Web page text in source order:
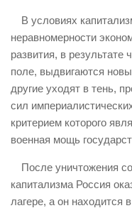
В условиях
неравномерности
развития, в результате
поле, выдвигаются
другие уходят в тень,
сил
критерием которого
военная мощь
После уничтожения
капитализма Россия
лагере, а он находится